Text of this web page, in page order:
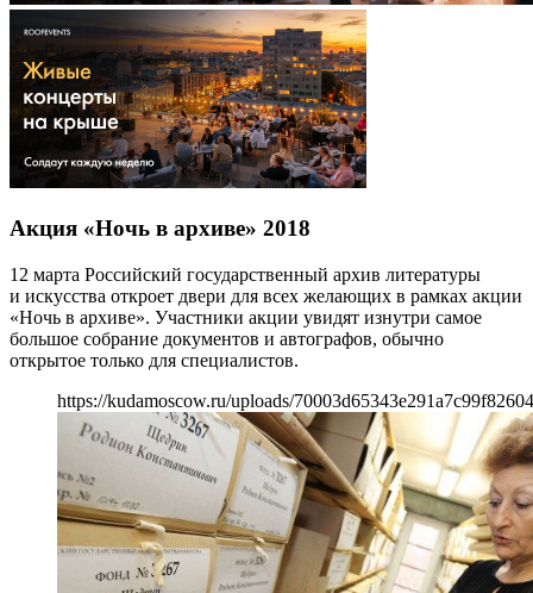
Акция «Ночь в архиве» 2018
12 марта Российский государственный архив литературы
и искусства откроет двери для всех желающих в рамках акции
«Ночь в архиве». Участники акции увидят изнутри самое
большое собрание документов и автографов, обычно
открытое только для специалистов.
https://kudamoscow.ru/uploads/